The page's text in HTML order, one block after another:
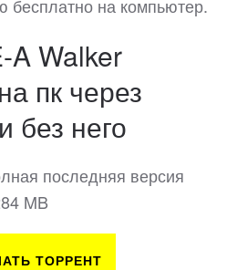
на компьютер.
A Walker
пк через
без него
последняя версия
MB
ТОРРЕНТ